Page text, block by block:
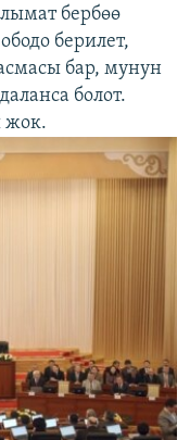
бербөө
берилет,
бар, мунун
болот.
жок.